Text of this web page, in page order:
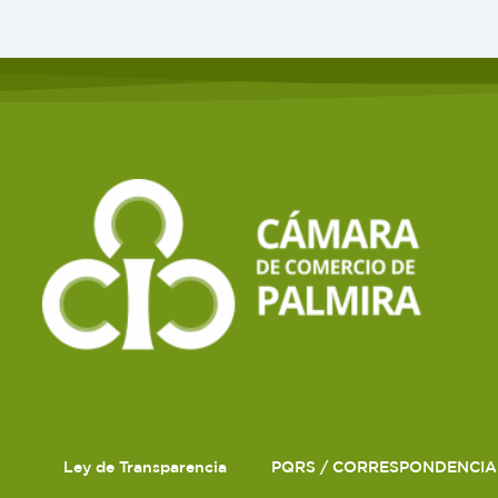
Ley de Transparencia PQRS / CORRESPONDENCIA